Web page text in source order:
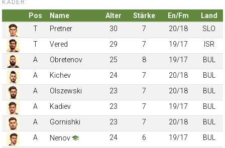
KADER:
Pos Name Alter Stärke En/Fm
Land
T
Pretner 30 7 20/18
SLO
T
Vered 29 7 19/17
ISR
A
Obretenov 25 8 19/17
BUL
A
Kichev 24 7 20/18
BUL
A
Olszewski 23 7 20/18
BUL
A
Kadiev 23 7 19/17
BUL
A
Gornishki 23 7 20/18
BUL
A
Nenov 24 6 19/17
BUL